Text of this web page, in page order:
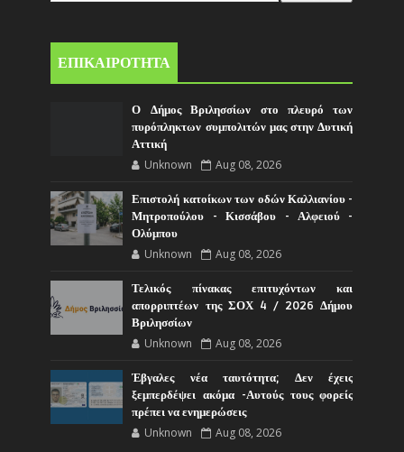
ΕΠΙΚΑΙΡΟΤΗΤΑ
Ο Δήμος Βριλησσίων στο πλευρό των
πυρόπληκτων συμπολιτών μας στην Δυτική
Αττική
Unknown Aug 08, 2026
Επιστολή κατοίκων των οδών Καλλιανίου -
Μητροπούλου - Κισσάβου - Αλφειού -
Ολύμπου
Unknown Aug 08, 2026
Τελικός πίνακας επιτυχόντων και
απορριπτέων της ΣΟΧ 4 / 2026 Δήμου
Βριλησσίων
Unknown Aug 08, 2026
Έβγαλες νέα ταυτότητα; Δεν έχεις
ξεμπερδέψει ακόμα -Αυτούς τους φορείς
πρέπει να ενημερώσεις
Unknown Aug 08, 2026